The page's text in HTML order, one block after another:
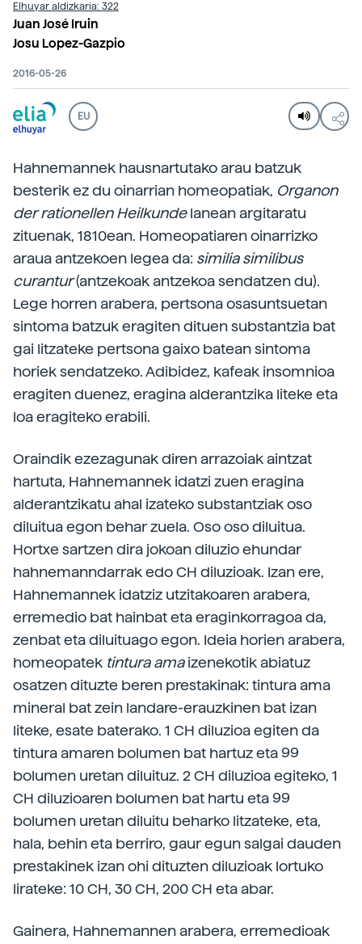
Elhuyar aldizkaria: 322
Juan José Iruin
Josu Lopez-Gazpio
2016-05-26
EU
Hahnemannek hausnartutako arau batzuk
besterik ez du oinarrian homeopatiak, Organon
der rationellen Heilkundelanean argitaratu
zituenak, 1810ean. Homeopatiaren oinarrizko
araua antzekoen legea da: similia similibus
curantur(antzekoak antzekoa sendatzen du).
Lege horren arabera, pertsona osasuntsuetan
sintoma batzuk eragiten dituen substantzia bat
gai litzateke pertsona gaixo batean sintoma
horiek sendatzeko. Adibidez, kafeak insomnioa
eragiten duenez, eragina alderantzika liteke eta
loa eragiteko erabili.
Oraindik ezezagunak diren arrazoiak aintzat
hartuta, Hahnemannek idatzi zuen eragina
alderantzikatu ahal izateko substantziak oso
diluitua egon behar zuela. Oso oso diluitua.
Hortxe sartzen dira jokoan diluzio ehundar
hahnemanndarrak edo CH diluzioak. Izan ere,
Hahnemannek idatziz utzitakoaren arabera,
erremedio bat hainbat eta eraginkorragoa da,
zenbat eta diluituago egon. Ideia horien arabera,
homeopatek tintura amaizenekotik abiatuz
osatzen dituzte beren prestakinak: tintura ama
mineral bat zein landare-erauzkinen bat izan
liteke, esate baterako. 1 CH diluzioa egiten da
tintura amaren bolumen bat hartuz eta 99
bolumen uretan diluituz. 2 CH diluzioa egiteko, 1
CH diluzioaren bolumen bat hartu eta 99
bolumen uretan diluitu beharko litzateke, eta,
hala, behin eta berriro, gaur egun salgai dauden
prestakinek izan ohi dituzten diluzioak lortuko
lirateke: 10 CH, 30 CH, 200 CH eta abar.
Gainera, Hahnemannen arabera, erremedioak